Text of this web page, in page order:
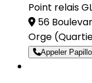
Point relais
56
Orge
Appeler